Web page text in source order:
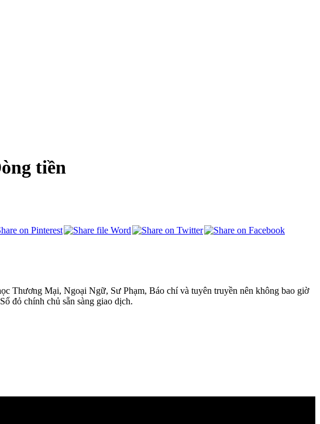
tiền
Thương Mại, Ngoại Ngữ, Sư Phạm, Báo chí và tuyên truyền nên không bao giờ
đỏ chính chủ sẵn sàng giao dịch.